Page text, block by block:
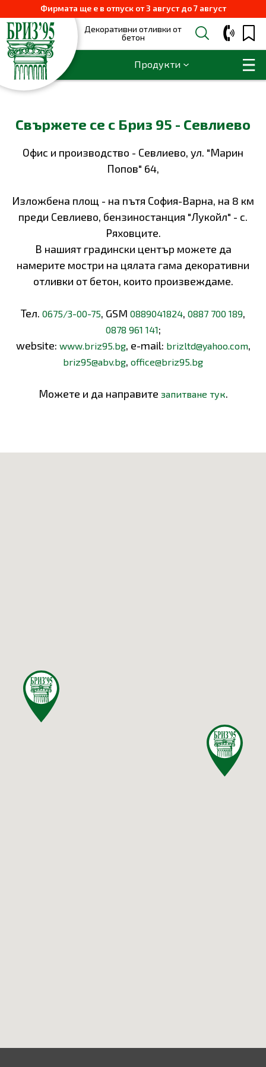
Фирмата ще е в отпуск от 3 август до 7 август
Декоративни отливки от
бетон
Продукти
Свържете се с Бриз 95 - Севлиево
Офис и производство - Севлиево, ул. "Марин
Попов" 64,
Изложбена площ - на пътя София-Варна, на 8 км
преди Севлиево, бензиностанция "Лукойл" - с.
Ряховците.
В нашият градински център можете да
намерите мостри на цялата гама декоративни
отливки от бетон, които произвеждаме.
Тел. 0675/3-00-75, GSM 0889041824, 0887 700 189,
0878 961 141;
website: www.briz95.bg, e-mail: brizltd@yahoo.com,
briz95@abv.bg, office@briz95.bg
Можете и да направите запитване тук.